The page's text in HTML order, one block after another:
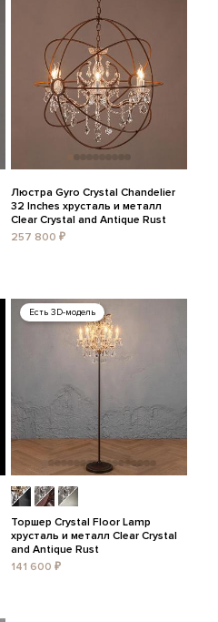
Люстра Gyro Crystal Chandelier
32 Inches хрусталь и металл
Clear Crystal and Antique Rust
257 800 ₽
Есть 3D-модель
Торшер Crystal Floor Lamp
хрусталь и металл Clear Crystal
and Antique Rust
141 600 ₽